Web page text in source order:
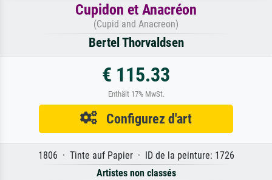
Cupidon et Anacréon
(Cupid and Anacreon)
Bertel Thorvaldsen
€ 115.33
Enthält 17% MwSt.
Configurez d'art
1806 · Tinte auf Papier · ID de la peinture: 1726
Artistes non classés